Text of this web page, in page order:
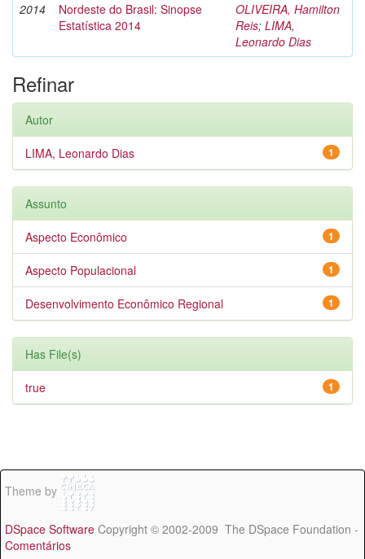
2014
Nordeste do Brasil: Sinopse
Estatística 2014
OLIVEIRA, Hamilton
Reis; LIMA,
Leonardo Dias
Refinar
Autor
1
LIMA, Leonardo Dias
Assunto
1
Aspecto Econômico
1
Aspecto Populacional
1
Desenvolvimento Econômico Regional
Has File(s)
1
true
Theme by
DSpace Software Copyright © 2002-2009 The DSpace Foundation -
Comentários